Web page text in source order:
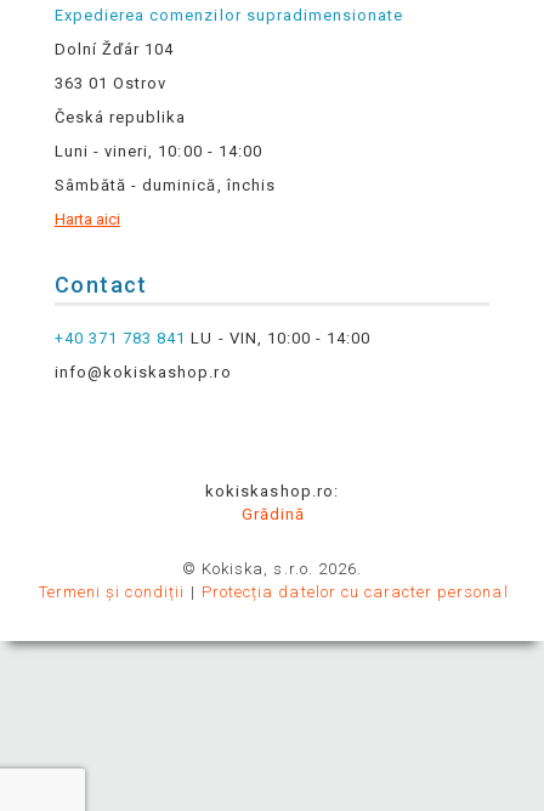
Expedierea comenzilor supradimensionate
Dolní Žďár 104
363 01 Ostrov
Česká republika
Luni - vineri, 10:00 - 14:00
Sâmbătă - duminică, închis
Harta aici
Contact
+40 371 783 841 LU - VIN, 10:00 - 14:00
info@kokiskashop.ro
kokiskashop.ro:
Grădină
© Kokiska, s.r.o. 2026.
Termeni și condiții
Protecția datelor cu caracter personal